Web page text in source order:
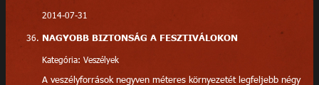
2014-07-31
NAGYOBB BIZTONSÁG A FESZTIVÁLOKON
Kategória: Veszélyek
A veszélyforrások negyven méteres környezetét legfeljebb négy